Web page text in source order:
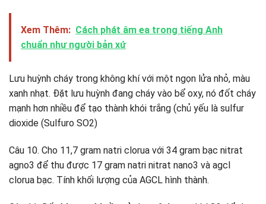
Xem Thêm: Cách phát âm ea trong tiếng Anh
chuẩn như người bản xứ
Lưu huỳnh cháy trong không khí với một ngọn lửa nhỏ, màu
xanh nhạt. Đặt lưu huỳnh đang cháy vào bể oxy, nó đốt cháy
mạnh hơn nhiều để tạo thành khói trắng (chủ yếu là sulfur
dioxide (Sulfuro SO2)
Câu 10. Cho 11,7 gram natri clorua với 34 gram bạc nitrat
agno3 để thu được 17 gram natri nitrat nano3 và agcl
clorua bạc. Tính khối lượng của AGCL hình thành.